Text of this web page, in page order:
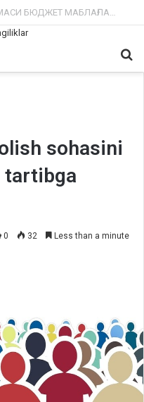
ИНТЕРНЕТ ТАРМОҚЛАРИДА ЁЛҒОН МАЪЛУМОТ ТАРҚАТГАН ФУҚАРОЛАРГА КИМ ЧОРА КЎРАДИ?
sohasini
tartibga
0 32 Less than a minute